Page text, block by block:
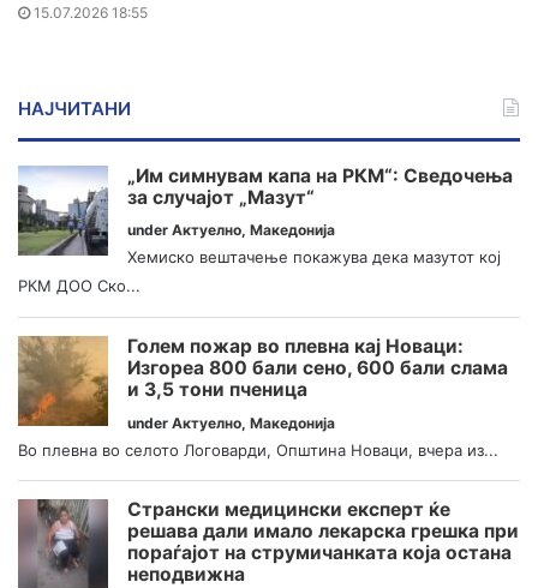
15.07.2026 18:55
НАЈЧИТАНИ
„Им симнувам капа на РКМ“: Сведочења
за случајот „Мазут“
under Актуелно, Македонија
Хемиско вештачење покажува дека мазутот кој
РКМ ДОО Ско...
Голем пожар во плевна кај Новаци:
Изгореа 800 бали сено, 600 бали слама
и 3,5 тони пченица
under Актуелно, Македонија
Во плевна во селото Логоварди, Општина Новаци, вчера из...
Странски медицински експерт ќе
решава дали имало лекарска грешка при
пораѓајот на струмичанката која остана
неподвижна